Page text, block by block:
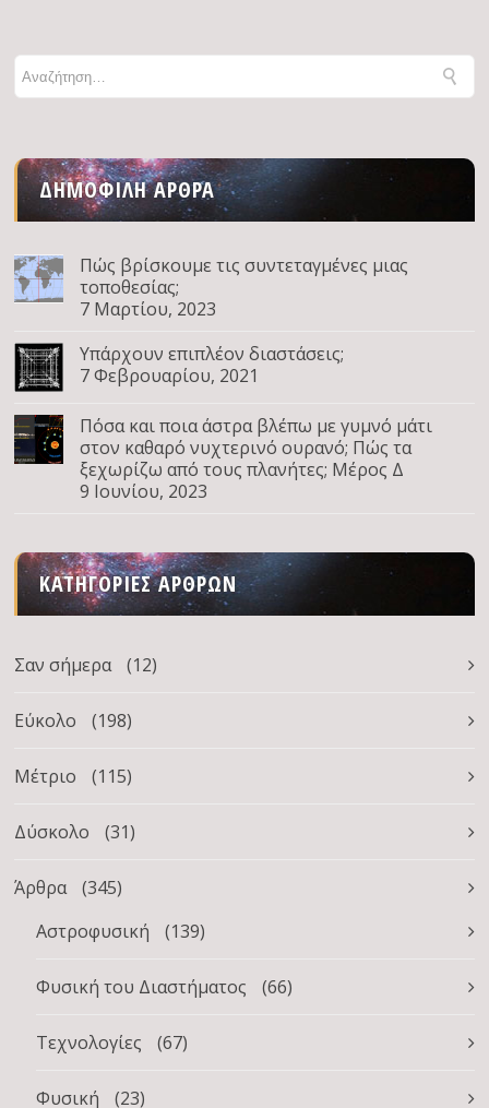
ΔΗΜΟΦΙΛΉ ΆΡΘΡΑ
Πώς βρίσκουμε τις συντεταγμένες μιας
τοποθεσίας;
7 Μαρτίου, 2023
Υπάρχουν επιπλέον διαστάσεις;
7 Φεβρουαρίου, 2021
Πόσα και ποια άστρα βλέπω με γυμνό μάτι
στον καθαρό νυχτερινό ουρανό; Πώς τα
ξεχωρίζω από τους πλανήτες; Μέρος Δ
9 Ιουνίου, 2023
ΚΑΤΗΓΟΡΊΕΣ ΆΡΘΡΩΝ
Σαν σήμερα (12)
Εύκολο (198)
Μέτριο (115)
Δύσκολο (31)
Άρθρα
(345)
Αστροφυσική
(139)
Φυσική του Διαστήματος (66)
Τεχνολογίες (67)
Φυσική (23)